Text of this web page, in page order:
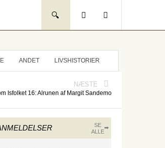
ANDET LIVSHISTORIER
NÆSTE
Isfolket 16: Alrunen af Margit Sandemo
SE
ALLE